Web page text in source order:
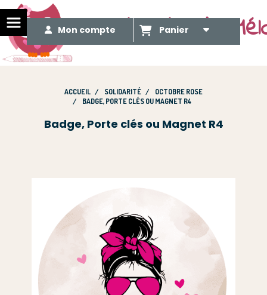
Le Méli Mélo de
Mon compte Panier
ACCUEIL SOLIDARITÉ
OCTOBRE ROSE
BADGE, PORTE CLÉS OU MAGNET R4
Badge, Porte clés ou Magnet R4